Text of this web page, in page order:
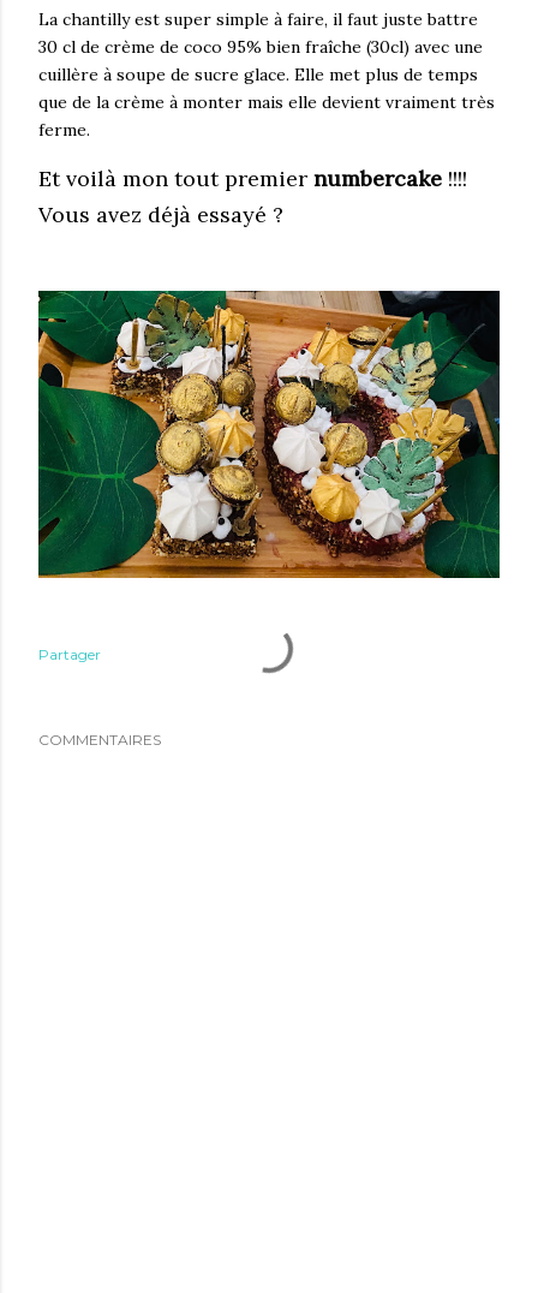
La chantilly est super simple à faire, il faut juste battre
30 cl de crème de coco 95% bien fraîche (30cl) avec une
cuillère à soupe de sucre glace. Elle met plus de temps
que de la crème à monter mais elle devient vraiment très
ferme.
Et voilà mon tout premier numbercake !!!!
Vous avez déjà essayé ?
Partager
COMMENTAIRES